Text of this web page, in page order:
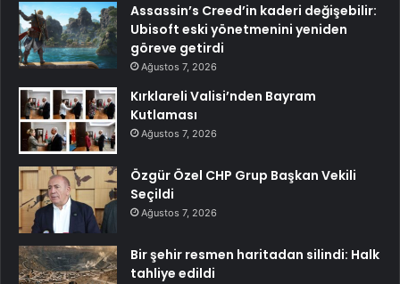
Assassin’s Creed’in kaderi değişebilir:
Ubisoft eski yönetmenini yeniden
göreve getirdi
Ağustos 7, 2026
Kırklareli Valisi’nden Bayram
Kutlaması
Ağustos 7, 2026
Özgür Özel CHP Grup Başkan Vekili
Seçildi
Ağustos 7, 2026
Bir şehir resmen haritadan silindi: Halk
tahliye edildi